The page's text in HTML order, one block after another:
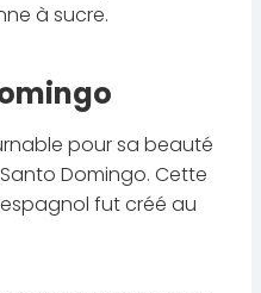
à sucre.
pour sa beauté
Domingo. Cette
fut créé au